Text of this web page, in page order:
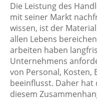
Die Leistung des
mit seiner Markt
wissen, ist der
allen Lebens
arbeiten haben
Unternehmens
von Personal, Kosten,
beeinflusst. Daher
diesem